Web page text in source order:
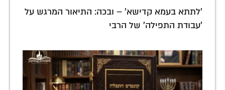
'לתתא בעמא קדישא' – ובכה: התיאור המרגש על
'עבודת התפילה' של הרבי